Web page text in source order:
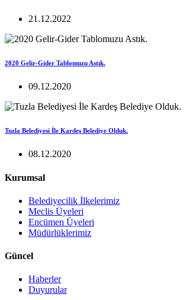
21.12.2022
2020 Gelir-Gider Tablomuzu Astık.
09.12.2020
Tuzla Belediyesi İle Kardeş Belediye Olduk.
08.12.2020
Kurumsal
Belediyecilik İlkelerimiz
Meclis Üyeleri
Encümen Üyeleri
Müdürlüklerimiz
Güncel
Haberler
Duyurular